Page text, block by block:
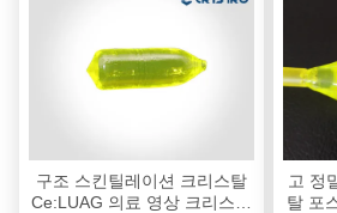
구조 스킨틸레이션 크리스탈
Ce:LUAG 의료 영상 크리스탈
고 정
탈 포